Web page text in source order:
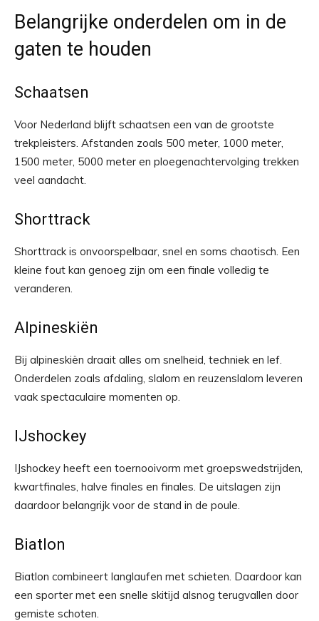
Belangrijke onderdelen om in de
gaten te houden
Schaatsen
Voor Nederland blijft schaatsen een van de grootste
trekpleisters. Afstanden zoals 500 meter, 1000 meter,
1500 meter, 5000 meter en ploegenachtervolging trekken
veel aandacht.
Shorttrack
Shorttrack is onvoorspelbaar, snel en soms chaotisch. Een
kleine fout kan genoeg zijn om een finale volledig te
veranderen.
Alpineskiën
Bij alpineskiën draait alles om snelheid, techniek en lef.
Onderdelen zoals afdaling, slalom en reuzenslalom leveren
vaak spectaculaire momenten op.
IJshockey
IJshockey heeft een toernooivorm met groepswedstrijden,
kwartfinales, halve finales en finales. De uitslagen zijn
daardoor belangrijk voor de stand in de poule.
Biatlon
Biatlon combineert langlaufen met schieten. Daardoor kan
een sporter met een snelle skitijd alsnog terugvallen door
gemiste schoten.